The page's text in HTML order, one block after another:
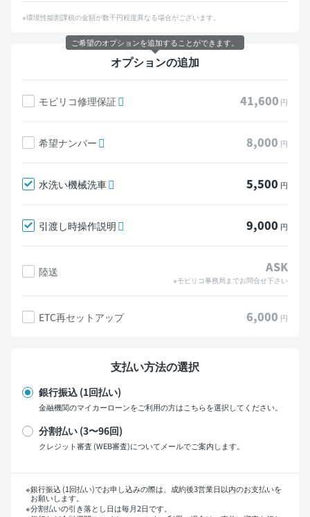
※環境性能割課税の金額が数千円程度異なる場合がございます。
オプションの追加
モビリコ修理保証 41,600 円
希望ナンバー 8,000 円
水洗い機械洗車 5,500 円
引渡し時操作説明 9,000 円
陸送 ASK
※モビリコ事務局までお問合せ下さい
ETC再セットアップ 6,000 円
支払い方法の選択
銀行振込 (1回払い)
金融機関のマイカーローンをご利用の方はこちらを選択してください。
分割払い (3〜96回)
クレジット審査 (WEB審査)についてメールでご案内します。
支払い回数
銀行振込 (1回払い)でお申し込みの際は、成約後3営業日以内のお支払いを
お願いします。
分割払いの引き落とし日は毎月2日です。
ご希望のオプションを追加することができます。